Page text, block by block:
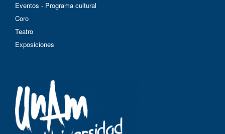
Eventos - Programa cultural
Coro
Teatro
Exposiciones